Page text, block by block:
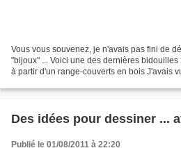
Vous vous souvenez, je n'avais pas fini de
"bijoux" ... Voici une des dernières
à partir d'un range-couverts en bois J'avais
Des idées pour dessiner ...
Publié le 01/08/2011 à 22:20